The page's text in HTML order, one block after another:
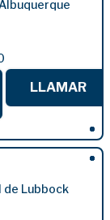
LLAMAR
de Lubbock